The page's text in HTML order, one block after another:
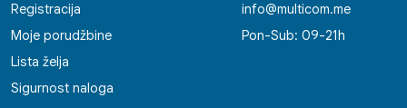
Registracija
Moje porudžbine
Lista želja
Sigurnost naloga
info@multicom.me
Pon-Sub: 09-21h